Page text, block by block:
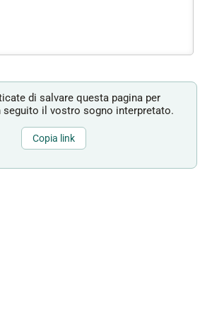
di salvare questa pagina per
seguito il vostro sogno interpretato.
Copia link